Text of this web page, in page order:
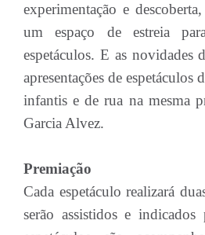
experimentação e
um espaço de estreia
espetáculos. E as novidades
apresentações de
infantis e de rua na mesma
Garcia Alvez.
Premiação
Cada espetáculo realizará
serão assistidos e indicados